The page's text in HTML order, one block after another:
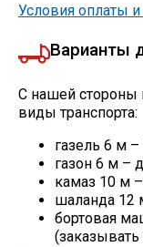
Условия оплаты и
Варианты
С нашей стороны
виды транспорта:
газель 6 м –
газон 6 м –
камаз 10 м
шаланда 12
бортовая
(заказывать